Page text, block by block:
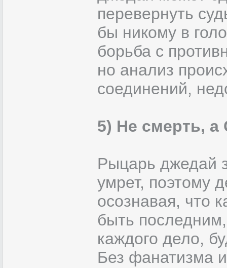
перевернуть
бы никому в
борьба с
но анализ
соединений,
5) Не смерть, а
Рыцарь джедай
умрет, поэтому
осознавая, что
быть
каждого дело,
Без фанатизма